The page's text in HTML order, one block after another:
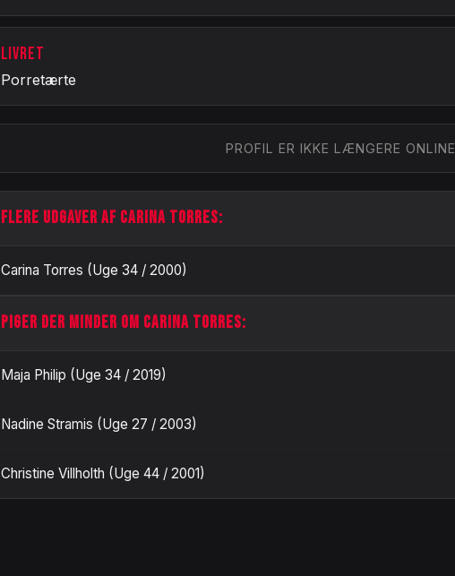
LIVRET
Porretærte
PROFIL ER IKKE LÆNGERE ONLINE
FLERE UDGAVER AF CARINA TORRES:
Carina Torres (Uge 34 / 2000)
PIGER DER MINDER OM CARINA TORRES:
Maja Philip (Uge 34 / 2019)
Nadine Stramis (Uge 27 / 2003)
Christine Villholth (Uge 44 / 2001)